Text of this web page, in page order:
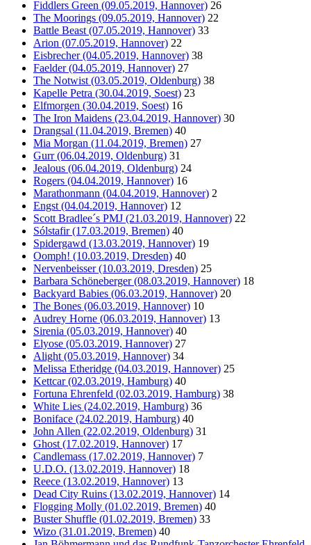
Fiddlers Green (09.05.2019, Hannover) 26
The Moorings (09.05.2019, Hannover) 22
Battle Beast (07.05.2019, Hannover) 33
Arion (07.05.2019, Hannover) 22
Eisbrecher (04.05.2019, Hannover) 38
Faelder (04.05.2019, Hannover) 27
The Notwist (03.05.2019, Oldenburg) 38
Kapelle Petra (30.04.2019, Soest) 23
Elfmorgen (30.04.2019, Soest) 16
The Iron Maidens (23.04.2019, Hannover) 30
Drangsal (11.04.2019, Bremen) 40
Mia Morgan (11.04.2019, Bremen) 27
Gurr (06.04.2019, Oldenburg) 31
Jealous (06.04.2019, Oldenburg) 24
Rogers (04.04.2019, Hannover) 16
Marathonmann (04.04.2019, Hannover) 2
Engst (04.04.2019, Hannover) 12
Scott Bradlee´s PMJ (21.03.2019, Hannover) 22
Sólstafir (17.03.2019, Bremen) 40
Spidergawd (13.03.2019, Hannover) 19
Oomph! (10.03.2019, Dresden) 40
Nervenbeisser (10.03.2019, Dresden) 25
Barbara Schöneberger (08.03.2019, Hannover) 18
Backyard Babies (06.03.2019, Hannover) 20
The Bones (06.03.2019, Hannover) 10
Audrey Horne (06.03.2019, Hannover) 13
Sirenia (05.03.2019, Hannover) 40
Elyose (05.03.2019, Hannover) 27
Alight (05.03.2019, Hannover) 34
Melissa Etheridge (04.03.2019, Hannover) 25
Kettcar (02.03.2019, Hamburg) 40
Fortuna Ehrenfeld (02.03.2019, Hamburg) 38
White Lies (24.02.2019, Hamburg) 36
Boniface (24.02.2019, Hamburg) 40
John Allen (22.02.2019, Oldenburg) 31
Ghost (17.02.2019, Hannover) 17
Candlemass (17.02.2019, Hannover) 7
U.D.O. (13.02.2019, Hannover) 18
Reece (13.02.2019, Hannover) 13
Dead City Ruins (13.02.2019, Hannover) 14
Flogging Molly (01.02.2019, Bremen) 40
Buster Shuffle (01.02.2019, Bremen) 33
Wizo (31.01.2019, Bremen) 40